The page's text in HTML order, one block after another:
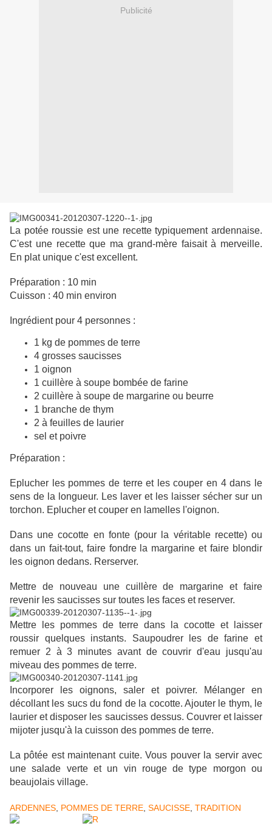
Publicité
La potée roussie est une recette typiquement ardennaise.
C'est une recette que ma grand-mère faisait à merveille.
En plat unique c'est excellent.
Préparation : 10 min
Cuisson : 40 min environ
Ingrédient pour 4 personnes :
1 kg de pommes de terre
4 grosses saucisses
1 oignon
1 cuillère à soupe bombée de farine
2 cuillère à soupe de margarine ou beurre
1 branche de thym
2 à feuilles de laurier
sel et poivre
Préparation :
Eplucher les pommes de terre et les couper en 4 dans le
sens de la longueur. Les laver et les laisser sécher sur un
torchon. Eplucher et couper en lamelles l'oignon.
Dans une cocotte en fonte (pour la véritable recette) ou
dans un fait-tout, faire fondre la margarine et faire blondir
les oignon dedans. Rerserver.
Mettre de nouveau une cuillère de margarine et faire
revenir les saucisses sur toutes les faces et reserver.
Mettre les pommes de terre dans la cocotte et laisser
roussir quelques instants. Saupoudrer les de farine et
remuer 2 à 3 minutes avant de couvrir d'eau jusqu'au
miveau des pommes de terre.
Incorporer les oignons, saler et poivrer. Mélanger en
décollant les sucs du fond de la cocotte. Ajouter le thym, le
laurier et disposer les saucisses dessus. Couvrer et laisser
mijoter jusqu'à la cuisson des pommes de terre.
La pôtée est maintenant cuite. Vous pouver la servir avec
une salade verte et un vin rouge de type morgon ou
beaujolais village.
ARDENNES POMMES DE TERRE SAUCISSE TRADITION